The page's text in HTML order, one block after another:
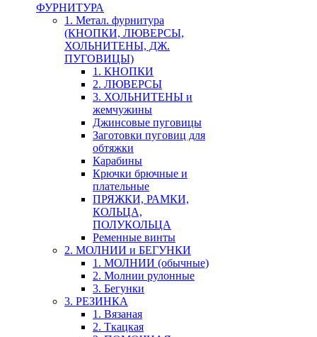
ФУРНИТУРА
1. Метал. фурнитура
(КНОПКИ, ЛЮВЕРСЫ,
ХОЛЬНИТЕНЫ, ДЖ.
ПУГОВИЦЫ)
1. КНОПКИ
2. ЛЮВЕРСЫ
3. ХОЛЬНИТЕНЫ и
жемчужины
Джинсовые пуговицы
Заготовки пуговиц для
обтяжки
Карабины
Крючки брючные и
плательные
ПРЯЖКИ, РАМКИ,
КОЛЬЦА,
ПОЛУКОЛЬЦА
Ременные винты
2. МОЛНИИ и БЕГУНКИ
1. МОЛНИИ (обычные)
2. Молнии рулонные
3. Бегунки
3. РЕЗИНКА
1. Вязаная
2. Ткацкая